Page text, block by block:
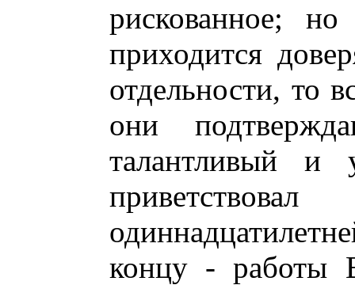
рискованное;
приходится
отдельности, то
они
талантливый и
концу - работы